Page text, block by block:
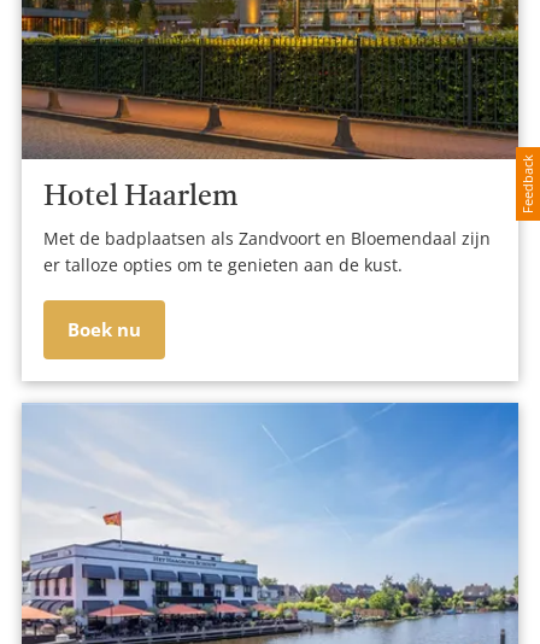
Hotel Haarlem
Met de badplaatsen als Zandvoort en Bloemendaal zijn
er talloze opties om te genieten aan de kust.
Boek nu
Feedback